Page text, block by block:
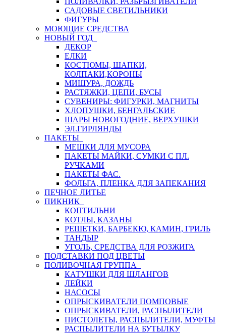
САДОВЫЕ СВЕТИЛЬНИКИ
ФИГУРЫ
МОЮЩИЕ СРЕДСТВА
НОВЫЙ ГОД
ДЕКОР
ЕЛКИ
КОСТЮМЫ, ШАПКИ,
КОЛПАКИ,КОРОНЫ
МИШУРА, ДОЖДЬ
РАСТЯЖКИ, ЦЕПИ, БУСЫ
СУВЕНИРЫ: ФИГУРКИ, МАГНИТЫ
ХЛОПУШКИ, БЕНГАЛЬСКИЕ
ШАРЫ НОВОГОДНИЕ, ВЕРХУШКИ
ЭЛ.ГИРЛЯНДЫ
ПАКЕТЫ
МЕШКИ ДЛЯ МУСОРА
ПАКЕТЫ МАЙКИ, СУМКИ С ПЛ.
РУЧКАМИ
ПАКЕТЫ ФАС.
ФОЛЬГА, ПЛЕНКА ДЛЯ ЗАПЕКАНИЯ
ПЕЧНОЕ ЛИТЬЕ
ПИКНИК
КОПТИЛЬНИ
КОТЛЫ, КАЗАНЫ
РЕШЕТКИ, БАРБЕКЮ, КАМИН, ГРИЛЬ
ТАНДЫР
УГОЛЬ, СРЕДСТВА ДЛЯ РОЗЖИГА
ПОДСТАВКИ ПОД ЦВЕТЫ
ПОЛИВОЧНАЯ ГРУППА
КАТУШКИ ДЛЯ ШЛАНГОВ
ЛЕЙКИ
НАСОСЫ
ОПРЫСКИВАТЕЛИ ПОМПОВЫЕ
ОПРЫСКИВАТЕЛИ, РАСПЫЛИТЕЛИ
ПИСТОЛЕТЫ, РАСПЫЛИТЕЛИ, МУФТЫ
РАСПЫЛИТЕЛИ НА БУТЫЛКУ